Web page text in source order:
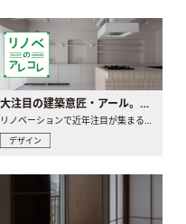
大注目の建築意匠・アール。人気の理由と空間に取り入れるポイント
リノベーションで近年注目が集まる建築意匠の一つであるアール..
デザイン